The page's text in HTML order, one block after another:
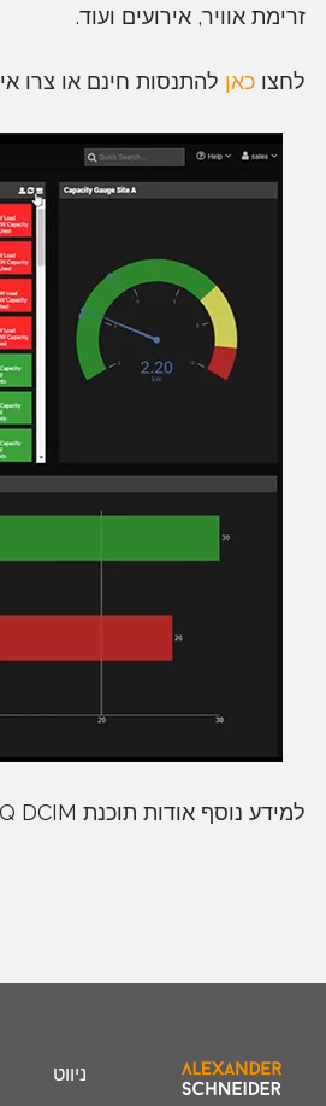
זרימת אוויר, אירועים ועוד.
לחצו כאן להתנסות חינם או צרו
למידע נוסף אודות תוכנת PowerIQ DCIM לחצו
ניווט